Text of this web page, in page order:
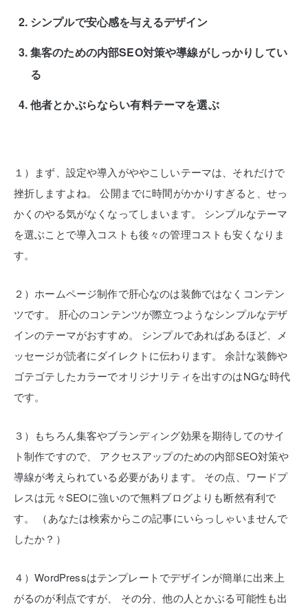
シンプルで安心感を与えるデザイン
集客のための内部SEO対策や導線がしっかりしてい
る
他者とかぶらならい有料テーマを選ぶ
１）まず、設定や導入がややこしいテーマは、それだけで
挫折しますよね。
公開までに時間がかかりすぎると、せっ
かくのやる気がなくなってしまいます。
シンプルなテーマ
を選ぶことで導入コストも後々の管理コストも安くなりま
す。
２）ホームページ制作で肝心なのは装飾ではなくコンテン
ツです。
肝心のコンテンツが際立つようなシンプルなデザ
インのテーマがおすすめ。
シンプルであればあるほど、メ
ッセージが読者にダイレクトに伝わります。
余計な装飾や
ゴテゴテしたカラーでオリジナリティを出すのはNGな時代
です。
３）もちろん集客やブランディング効果を期待してのサイ
ト制作ですので、
アクセスアップのための内部SEO対策や
導線が考えられている必要があります。
その点、ワードプ
レスは元々SEOに強いので無料ブログよりも断然有利で
す。
（あなたは検索からこの記事にいらっしゃいませんで
したか？）
４）WordPressはテンプレートでデザインが簡単に出来上
がるのが利点ですが、
その分、他の人とかぶる可能性も出